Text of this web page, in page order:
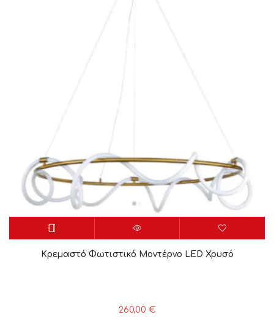
Κρεμαστό Φωτιστικό Μοντέρνο LED Χρυσό
260,00 €